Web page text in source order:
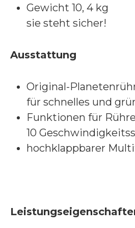
Gewicht 10, 4 kg
sie steht sicher!
Ausstattung
Original-
für schnelles und
Funktionen für
10
hochklappbarer